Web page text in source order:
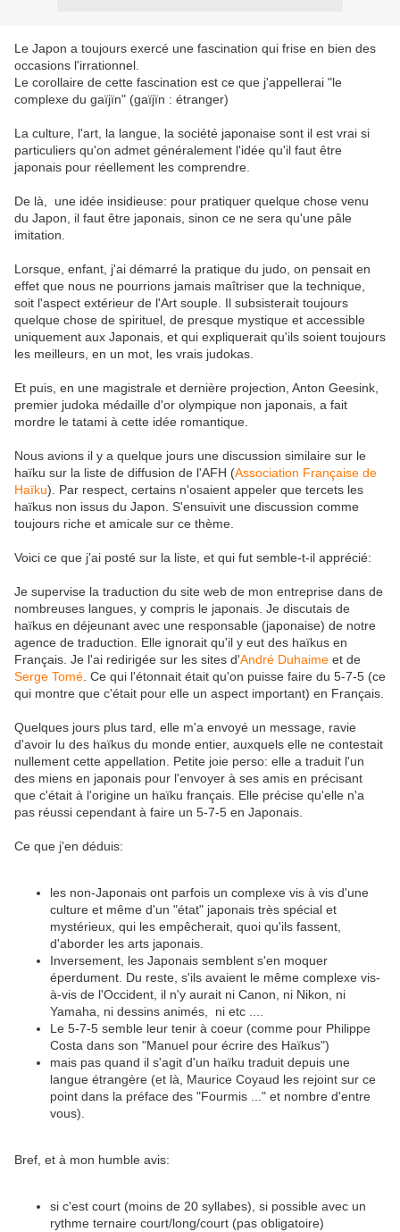
Le Japon a toujours exercé une fascination qui frise en bien des
occasions l'irrationnel.
Le corollaire de cette fascination est ce que j'appellerai "le
complexe du gaïjïn" (gaïjïn : étranger)
La culture, l'art, la langue, la société japonaise sont il est vrai si
particuliers qu'on admet généralement l'idée qu'il faut être
japonais pour réellement les comprendre.
De là, une idée insidieuse: pour pratiquer quelque chose venu
du Japon, il faut être japonais, sinon ce ne sera qu'une pâle
imitation.
Lorsque, enfant, j'ai démarré la pratique du judo, on pensait en
effet que nous ne pourrions jamais maîtriser que la technique,
soit l'aspect extérieur de l'Art souple. Il subsisterait toujours
quelque chose de spirituel, de presque mystique et accessible
uniquement aux Japonais, et qui expliquerait qu'ils soient toujours
les meilleurs, en un mot, les vrais judokas.
Et puis, en une magistrale et dernière projection, Anton Geesink,
premier judoka médaille d'or olympique non japonais, a fait
mordre le tatami à cette idée romantique.
Nous avions il y a quelque jours une discussion similaire sur le
haïku sur la liste de diffusion de l'AFH (Association Française de
Haïku). Par respect, certains n'osaient appeler que tercets les
haïkus non issus du Japon. S'ensuivit une discussion comme
toujours riche et amicale sur ce thème.
Voici ce que j'ai posté sur la liste, et qui fut semble-t-il apprécié:
Je supervise la traduction du site web de mon entreprise dans de
nombreuses langues, y compris le japonais. Je discutais de
haïkus en déjeunant avec une responsable (japonaise) de notre
agence de traduction. Elle ignorait qu'il y eut des haïkus en
Français. Je l'ai redirigée sur les sites d'André Duhaime et de
Serge Tomé . Ce qui l'étonnait était qu'on puisse faire du 5-7-5 (ce
qui montre que c'était pour elle un aspect important) en Français.
Quelques jours plus tard, elle m'a envoyé un message, ravie
d'avoir lu des haïkus du monde entier, auxquels elle ne contestait
nullement cette appellation. Petite joie perso: elle a traduit l'un
des miens en japonais pour l'envoyer à ses amis en précisant
que c'était à l'origine un haïku français. Elle précise qu'elle n'a
pas réussi cependant à faire un 5-7-5 en Japonais.
Ce que j'en déduis:
les non-Japonais ont parfois un complexe vis à vis d'une
culture et même d'un "état" japonais très spécial et
mystérieux, qui les empêcherait, quoi qu'ils fassent,
d'aborder les arts japonais.
Inversement, les Japonais semblent s'en moquer
éperdument. Du reste, s'ils avaient le même complexe vis-
à-vis de l'Occident, il n'y aurait ni Canon, ni Nikon, ni
Yamaha, ni dessins animés, ni etc ....
Le 5-7-5 semble leur tenir à coeur (comme pour Philippe
Costa dans son "Manuel pour écrire des Haïkus")
mais pas quand il s'agit d'un haïku traduit depuis une
langue étrangère (et là, Maurice Coyaud les rejoint sur ce
point dans la préface des "Fourmis ..." et nombre d'entre
vous).
Bref, et à mon humble avis:
si c'est court (moins de 20 syllabes), si possible avec un
rythme ternaire court/long/court (pas obligatoire)